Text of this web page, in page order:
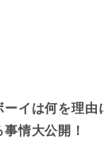
ーイは何を理由
情大公開！